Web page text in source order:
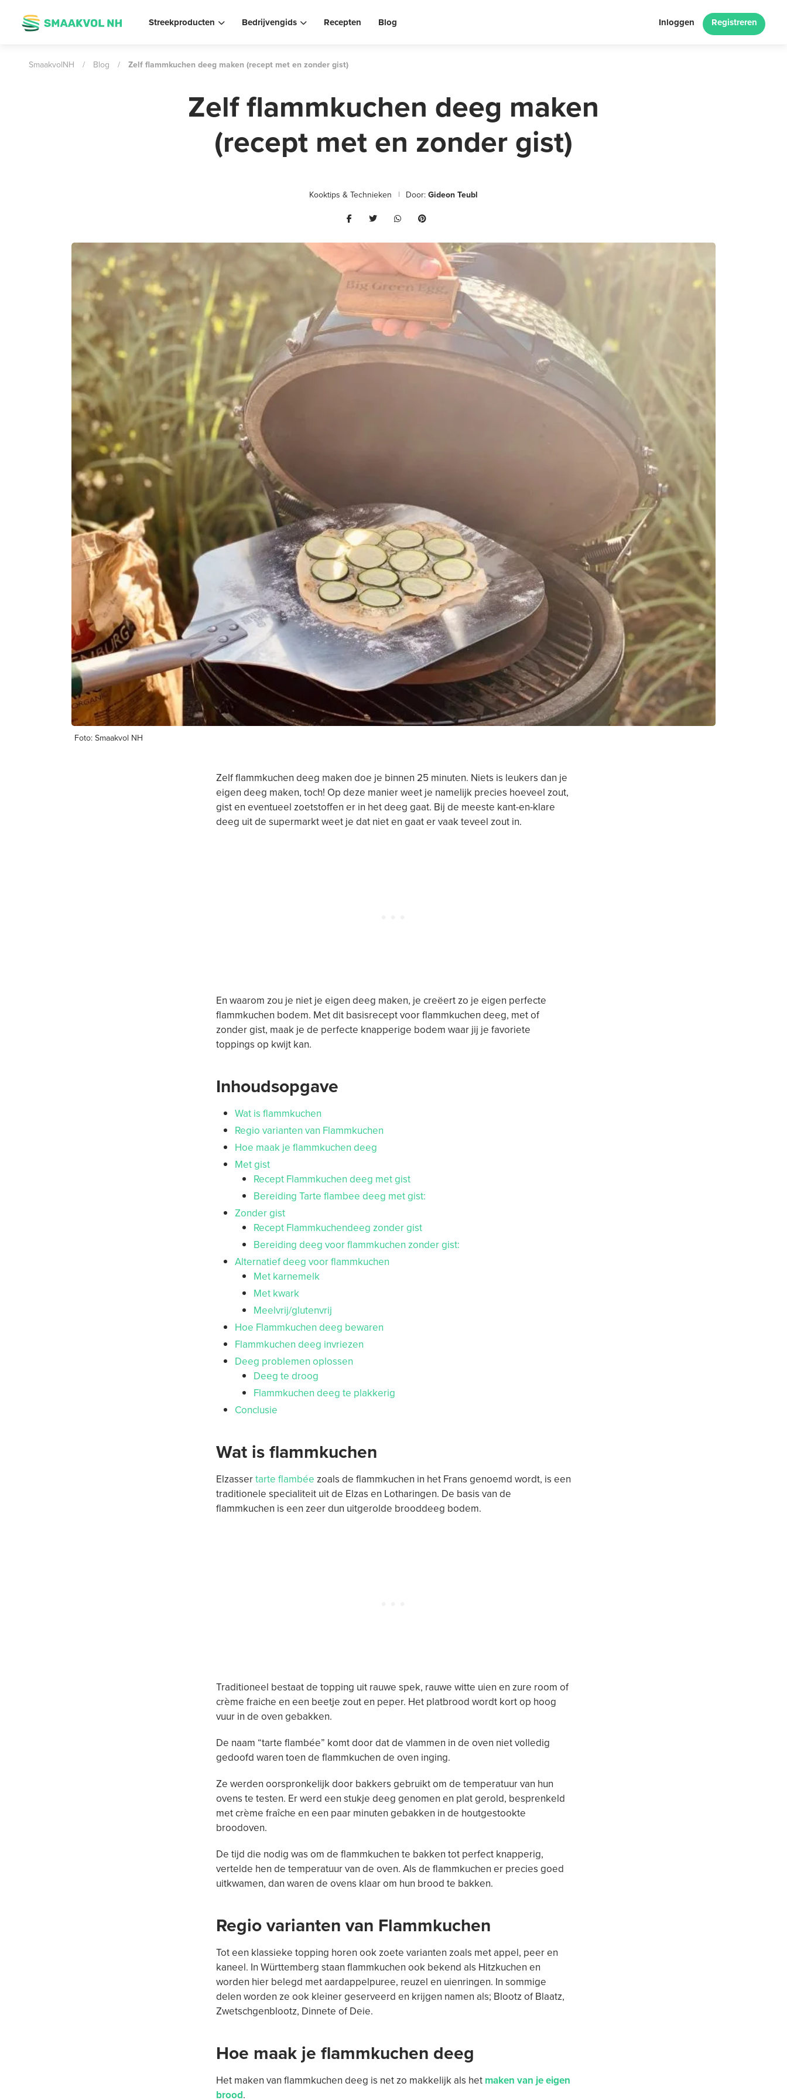
Streekproducten Bedrijvengids Recepten Blog Inloggen Registreren
SmaakvolNH / Blog / Zelf flammkuchen deeg maken (recept met en zonder gist)
Foto: Smaakvol NH
Zelf flammkuchen deeg maken
(recept met en zonder gist)
Kooktips & Technieken Door: Gideon Teubl
Zelf flammkuchen deeg maken doe je binnen 25 minuten. Niets is leukers dan je
eigen deeg maken, toch! Op deze manier weet je namelijk precies hoeveel zout,
gist en eventueel zoetstoffen er in het deeg gaat. Bij de meeste kant-en-klare
deeg uit de supermarkt weet je dat niet en gaat er vaak teveel zout in.
En waarom zou je niet je eigen deeg maken, je creëert zo je eigen perfecte
flammkuchen bodem. Met dit basisrecept voor flammkuchen deeg, met of
zonder gist, maak je de perfecte knapperige bodem waar jij je favoriete
toppings op kwijt kan.
Inhoudsopgave
Wat is flammkuchen
Regio varianten van Flammkuchen
Hoe maak je flammkuchen deeg
Met gist
Recept Flammkuchen deeg met gist
Bereiding Tarte flambee deeg met gist:
Zonder gist
Recept Flammkuchendeeg zonder gist
Bereiding deeg voor flammkuchen zonder gist:
Alternatief deeg voor flammkuchen
Met karnemelk
Met kwark
Meelvrij/glutenvrij
Hoe Flammkuchen deeg bewaren
Flammkuchen deeg invriezen
Deeg problemen oplossen
Deeg te droog
Flammkuchen deeg te plakkerig
Conclusie
Wat is flammkuchen
Elzassertarte flambée zoals de flammkuchen in het Frans genoemd wordt, is een
traditionele specialiteit uit de Elzas en Lotharingen. De basis van de
flammkuchen is een zeer dun uitgerolde brooddeeg bodem.
Traditioneel bestaat de topping uit rauwe spek, rauwe witte uien en zure room of
crème fraiche en een beetje zout en peper. Het platbrood wordt kort op hoog
vuur in de oven gebakken.
De naam “tarte flambée” komt door dat de vlammen in de oven niet volledig
gedoofd waren toen de flammkuchen de oven inging.
Ze werden oorspronkelijk door bakkers gebruikt om de temperatuur van hun
ovens te testen. Er werd een stukje deeg genomen en plat gerold, besprenkeld
met crème fraîche en een paar minuten gebakken in de houtgestookte
broodoven.
De tijd die nodig was om de flammkuchen te bakken tot perfect knapperig,
vertelde hen de temperatuur van de oven. Als de flammkuchen er precies goed
uitkwamen, dan waren de ovens klaar om hun brood te bakken.
Regio varianten van Flammkuchen
Tot een klassieke topping horen ook zoete varianten zoals met appel, peer en
kaneel. In Württemberg staan flammkuchen ook bekend als Hitzkuchen en
worden hier belegd met aardappelpuree, reuzel en uienringen. In sommige
delen worden ze ook kleiner geserveerd en krijgen namen als; Blootz of Blaatz,
Zwetschgenblootz, Dinnete of Deie.
Hoe maak je flammkuchen deeg
Het maken van flammkuchen deeg is net zo makkelijk als het maken van je eigen
brood.